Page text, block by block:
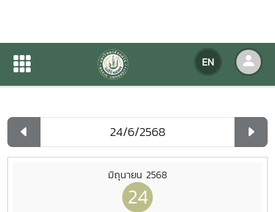
EN
Agency Calendar
Agency Calendar Day List
มิถุนายน 2568
24